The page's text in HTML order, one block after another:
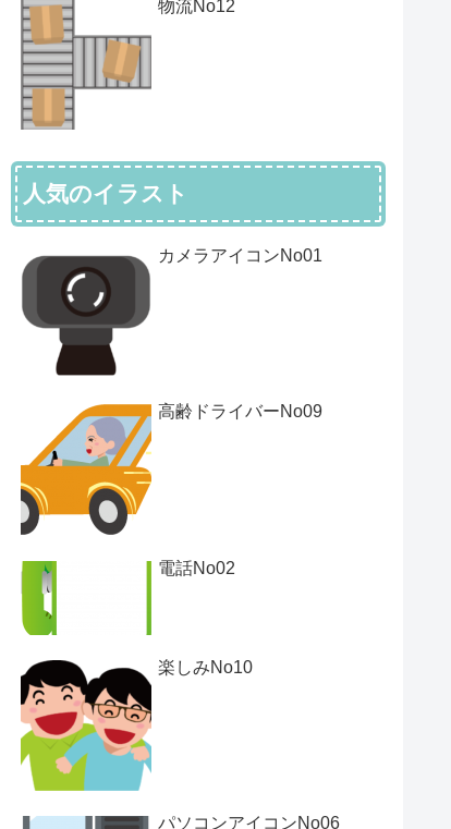
物流No12
人気のイラスト
カメラアイコンNo01
高齢ドライバーNo09
電話No02
楽しみNo10
パソコンアイコンNo06